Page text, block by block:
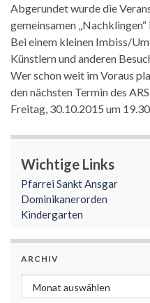
Abgerundet wurde die
gemeinsamen
Bei einem kleinen Imbiss/
Künstlern und anderen
Wer schon weit im Voraus
den nächsten Termin des
Freitag, 30.10.2015 um
Wichtige Links
Pfarrei Sankt Ansgar
Dominikanerorden
Kindergarten
ARCHIV
Archiv